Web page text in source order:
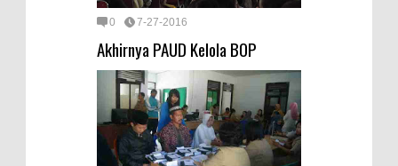
0 7-27-2016
Akhirnya PAUD Kelola BOP